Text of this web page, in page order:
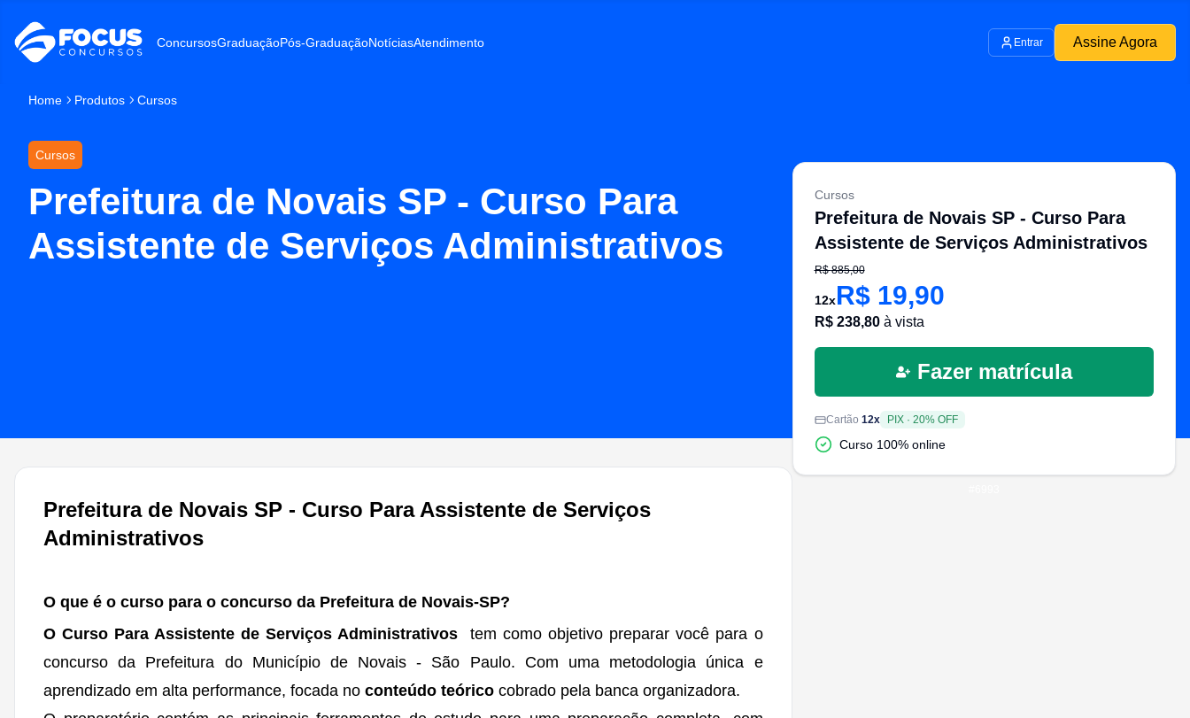
ConcursosGraduaçãoPós-GraduaçãoNotíciasAtendimento Entrar Assine Agora
Home Produtos Cursos
Cursos
Prefeitura de Novais SP - Curso Para
Assistente de Serviços Administrativos
Prefeitura de Novais SP - Curso Para Assistente de Serviços
Administrativos
O que é o curso para o concurso da Prefeitura de Novais-SP?
O Curso Para Assistente de Serviços Administrativos
tem como objetivo preparar você para o
concurso da Prefeitura do Município de Novais - São Paulo. Com uma metodologia única e
aprendizado em alta performance, focada no conteúdo teórico cobrado pela banca organizadora.
Cursos
Prefeitura de Novais SP - Curso Para
Assistente de Serviços Administrativos
R$885,00
12xR$ 19,90
R$ 238,80à vista
Fazer matrícula
Cartão 12x PIX· 20% OFF
Curso 100% online